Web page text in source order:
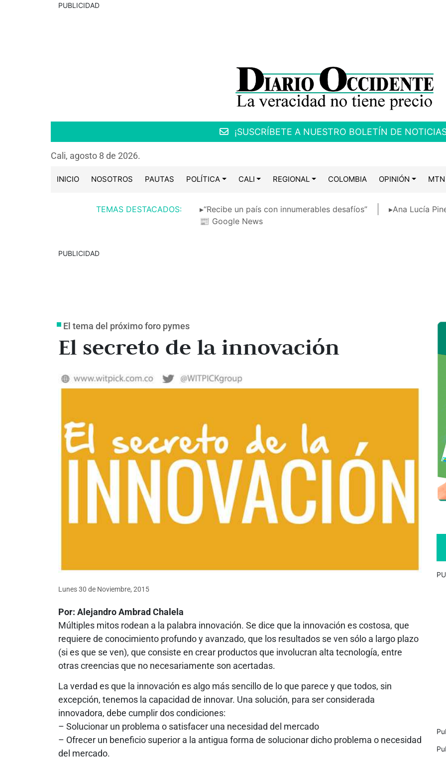
PUBLICIDAD
¡SUSCRÍBETE A NUESTRO BOLETÍN DE
Cali, agosto 8 de 2026.
INICIO NOSOTROS PAUTAS POLÍTICA CALI REGIONAL COLOMBIA OPINIÓN MTN
TEMAS DESTACADOS: ▸“Recibe un país con innumerables desafíos”
▸Ana Lucía
📰 Google News
PUBLICIDAD
El tema del próximo foro pymes
El secreto de la innovación
Lunes 30 de Noviembre, 2015
Por: Alejandro Ambrad Chalela
Múltiples mitos rodean a la palabra innovación. Se dice que la innovación es costosa, que
requiere de conocimiento profundo y avanzado, que los resultados se ven sólo a largo plazo
(si es que se ven), que consiste en crear productos que involucran alta tecnología, entre
otras creencias que no necesariamente son acertadas.
La verdad es que la innovación es algo más sencillo de lo que parece y que todos, sin
excepción, tenemos la capacidad de innovar. Una solución, para ser considerada
innovadora, debe cumplir dos condiciones:
– Solucionar un problema o satisfacer una necesidad del mercado
– Ofrecer un beneficio superior a la antigua forma de solucionar dicho problema o necesidad
del mercado.